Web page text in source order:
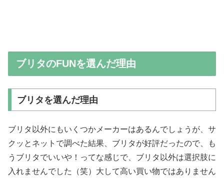
ブリタのFUNを選んだ理由
ブリタを選んだ理由
ブリタ以外にもいくつかメーカーはあるんでしょうが、サ
クッとネットで調べた結果、ブリタが好評だったので、も
うブリタでいいや！ってな感じで、ブリタ以外は選択肢に
入れませんでした（笑）大して高い買い物ではありません